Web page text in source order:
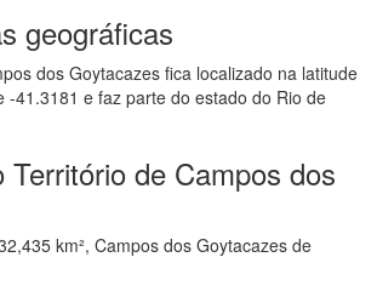
geográficas
dos Goytacazes fica localizado na latitude
-41.3181 e faz parte do estado do Rio de
Território de Campos dos
km², Campos dos Goytacazes de